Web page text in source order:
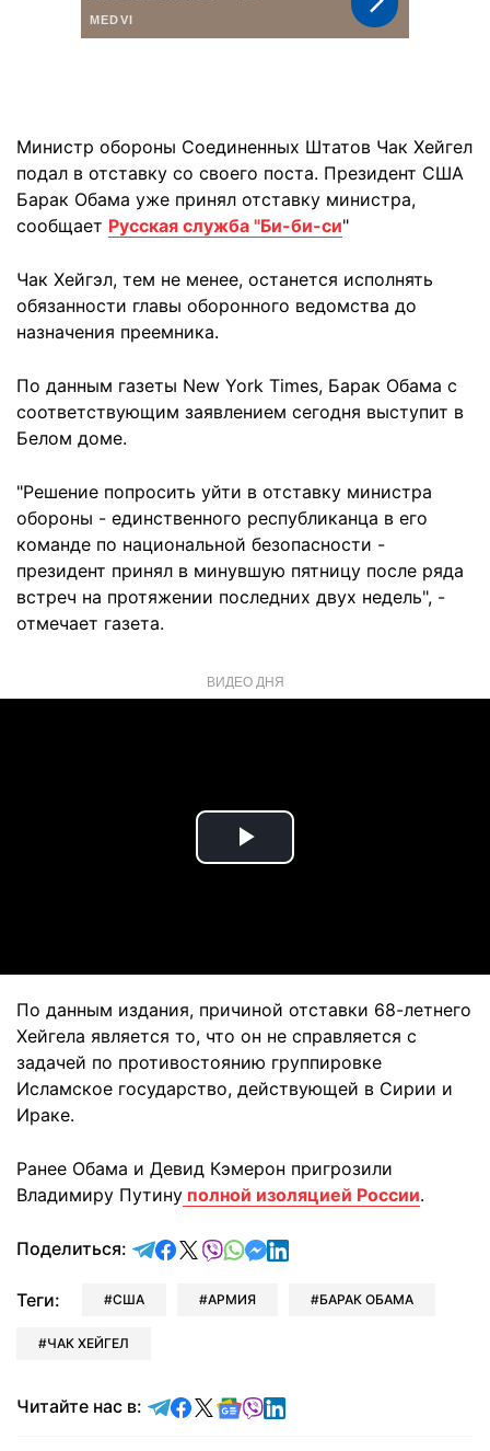
Министр обороны Соединенных Штатов Чак Хейгел
подал в отставку со своего поста. Президент США
Барак Обама уже принял отставку министра,
сообщает Русская служба "Би-би-си"
Чак Хейгэл, тем не менее, останется исполнять
обязанности главы оборонного ведомства до
назначения преемника.
По данным газеты New York Times, Барак Обама с
соответствующим заявлением сегодня выступит в
Белом доме.
"Решение попросить уйти в отставку министра
обороны - единственного республиканца в его
команде по национальной безопасности -
президент принял в минувшую пятницу после ряда
встреч на протяжении последних двух недель", -
отмечает газета.
ВИДЕО ДНЯ
Play
По данным издания, причиной отставки 68-летнего
Хейгела является то, что он не справляется с
задачей по противостоянию группировке
Исламское государство, действующей в Сирии и
Ираке.
Ранее Обама и Девид Кэмерон пригрозили
Владимиру Путину полной изоляцией России.
Поделиться: отправить в Telegram
поделиться в Facebook
поделиться в X
отправить в Viber
отправить в Whatsapp
отправить в Messenger
отправить в LinkedIn
Теги: США АРМИЯ БАРАК ОБАМА
ЧАК ХЕЙГЕЛ
Читайте нас в: Читайте в Telegram
Читайте в Facebook
Читайте в X
Читайте в Google news
Читайте в Viber
Читайте в LinkedIn